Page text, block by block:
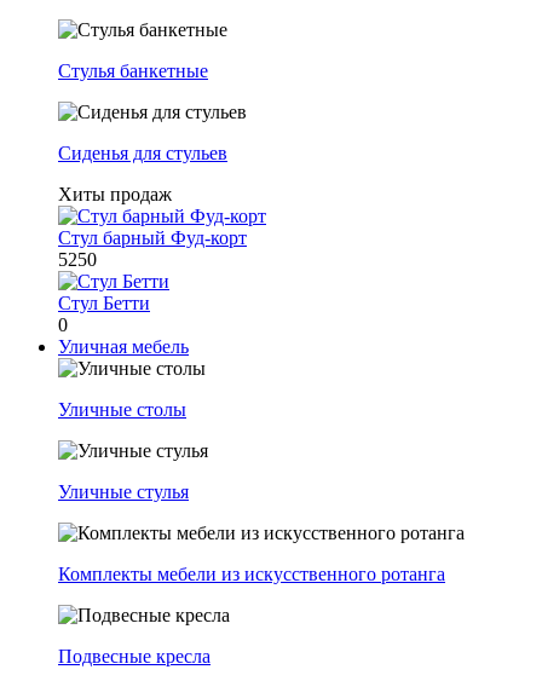
Стулья банкетные
Сиденья для стульев
Хиты продаж
Стул барный Фуд-корт
5250
Стул Бетти
0
Уличная мебель
Уличные столы
Уличные стулья
Комплекты мебели из искусственного ротанга
Подвесные кресла